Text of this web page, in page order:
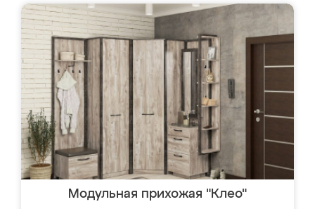
Модульная прихожая "Клео"